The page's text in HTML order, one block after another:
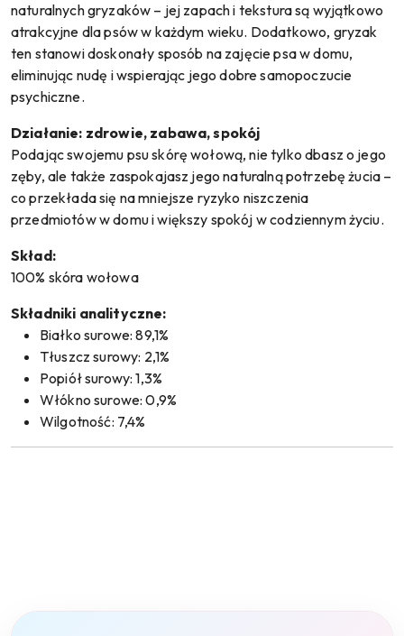
naturalnych gryzaków – jej zapach i tekstura są wyjątkowo
atrakcyjne dla psów w każdym wieku. Dodatkowo, gryzak
ten stanowi doskonały sposób na zajęcie psa w domu,
eliminując nudę i wspierając jego dobre samopoczucie
psychiczne.
Działanie: zdrowie, zabawa, spokój
Podając swojemu psu skórę wołową, nie tylko dbasz o jego
zęby, ale także zaspokajasz jego naturalną potrzebę żucia –
co przekłada się na mniejsze ryzyko niszczenia
przedmiotów w domu i większy spokój w codziennym życiu.
Skład:
100% skóra wołowa
Składniki analityczne:
Białko surowe: 89,1%
Tłuszcz surowy: 2,1%
Popiół surowy: 1,3%
Włókno surowe: 0,9%
Wilgotność: 7,4%